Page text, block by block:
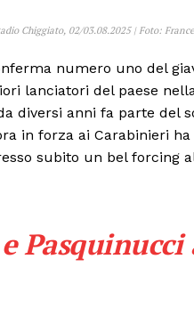
Chiggiato, 02/03.08.2025 | Foto:
numero uno del
lanciatori del paese
diversi anni fa parte del
in forza ai Carabinieri
subito un bel forcing